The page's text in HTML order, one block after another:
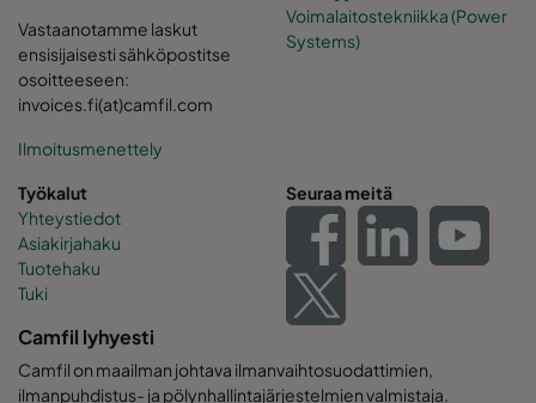
Vastaanotamme laskut
ensisijaisesti sähköpostitse
osoitteeseen:
invoices.fi(at)camfil.com
Ilmoitusmenettely
Voimalaitostekniikka (Power
Systems)
Työkalut
Yhteystiedot
Asiakirjahaku
Tuotehaku
Tuki
Seuraa meitä
Camfil lyhyesti
Camfil on maailman johtava ilmanvaihtosuodattimien,
ilmanpuhdistus- ja pölynhallintajärjestelmien valmistaja.